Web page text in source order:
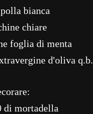
bianca
chiare
foglia di menta
d'oliva q.b.
di mortadella